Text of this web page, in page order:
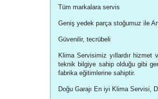
Tüm markalara servis
Geniş yedek parça stoğumuz ile
Güvenilir, tecrübeli
Klima Servisimiz yıllardır hizmet
teknik bilgiye sahip olduğu gibi
fabrika eğitimlerine sahiptir.
Doğu Garajı En iyi Klima Servisi,